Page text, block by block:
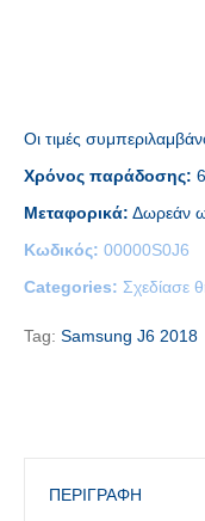
Οι τιμές
Χρόνος παράδοσης:
Μεταφορικά: Δωρεάν
Κωδικός: 00000S0J6
Categories: Σχεδίασε
Tag: Samsung J6 2018
ΠΕΡΙΓΡΑΦΉ